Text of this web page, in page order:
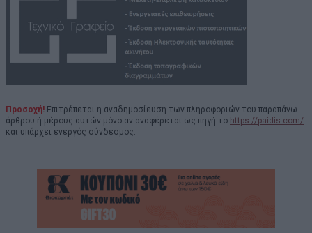
Προσοχή! Επιτρέπεται η αναδημοσίευση των πληροφοριών του παραπάνω
άρθρου ή μέρους αυτών μόνο αν αναφέρεται ως πηγή το https://paidis.com/
και υπάρχει ενεργός σύνδεσμος.